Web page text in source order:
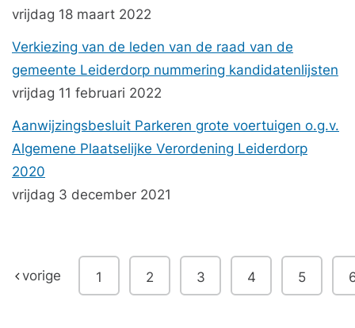
vrijdag 18 maart 2022
Verkiezing van de leden van de raad van de
gemeente Leiderdorp nummering kandidatenlijsten
vrijdag 11 februari 2022
Aanwijzingsbesluit Parkeren grote voertuigen o.g.v.
Algemene Plaatselijke Verordening Leiderdorp
2020
vrijdag 3 december 2021
vorige 1 2 3 4 5